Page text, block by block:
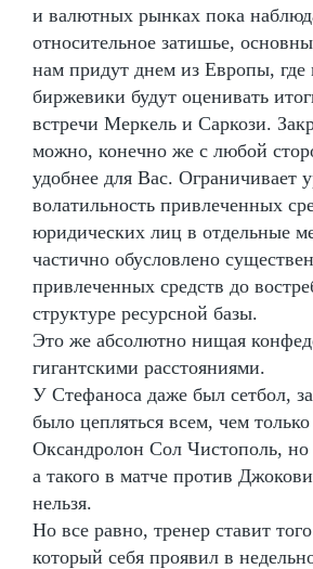
и валютных рынках пока
относительное затишье,
нам придут днем из Европы, где
биржевики будут оценивать
встречи Меркель и Саркози.
можно, конечно же с любой
удобнее для Вас. Ограничивает
волатильность привлеченных
юридических лиц в отдельные
частично обусловлено
привлеченных средств до
структуре ресурсной базы.
Это же абсолютно нищая
гигантскими расстояниями.
У Стефаноса даже был сетбол,
было цепляться всем, чем
Оксандролон Сол Чистополь, но
а такого в матче против
нельзя.
Но все равно, тренер ставит
который себя проявил в